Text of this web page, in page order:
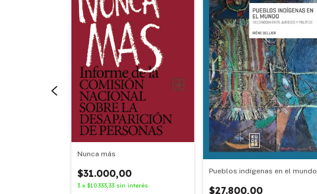
Nunca más
$31.000,00
3 x $10.333,33 sin interés
Pueblos indígenas en el mundo
$27.800,00